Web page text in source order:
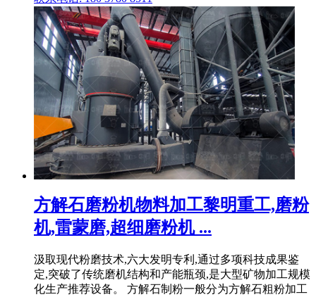
方解石磨粉机物料加工黎明重工,磨粉
机,雷蒙磨,超细磨粉机 ...
汲取现代粉磨技术,六大发明专利,通过多项科技成果鉴
定,突破了传统磨机结构和产能瓶颈,是大型矿物加工规模
化生产推荐设备。 方解石制粉一般分为方解石粗粉加工